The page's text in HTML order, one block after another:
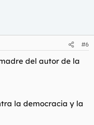
#6
del autor de la
la democracia y la